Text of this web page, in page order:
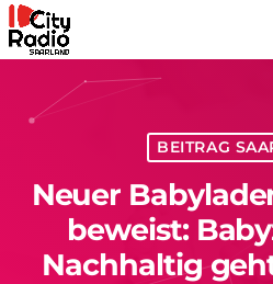
BEITRAG
Neuer
beweist:
Nachhaltig